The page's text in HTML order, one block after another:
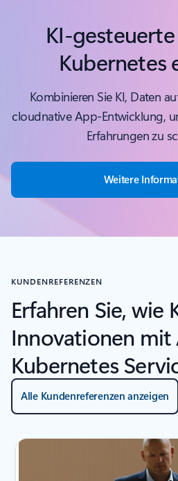
KI-
Kubernetes
Kombinieren Sie KI, Daten
cloudnative App-Entwicklung,
Erfahrungen zu
Weitere
KUNDENREFERENZEN
Erfahren Sie, wie
Innovationen mit
Kubernetes
Alle Kundenreferenzen anzeigen
Indikator für {0} {1} Folie